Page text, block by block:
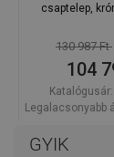
GYIK
csaptelep,
130 987 Ft
104
Katalógusár:
Legalacsonyabb